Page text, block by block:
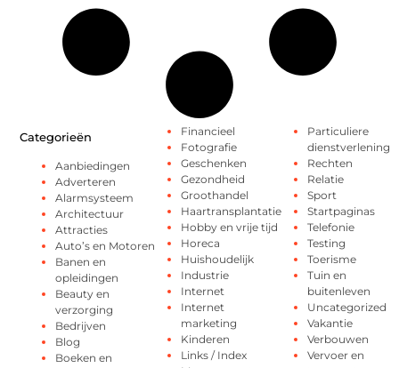
Categorieën
Aanbiedingen
Adverteren
Alarmsysteem
Architectuur
Attracties
Auto’s en Motoren
Banen en
opleidingen
Beauty en
verzorging
Bedrijven
Blog
Boeken en
Financieel
Fotografie
Geschenken
Gezondheid
Groothandel
Haartransplantatie
Hobby en vrije tijd
Horeca
Huishoudelijk
Industrie
Internet
Internet
marketing
Kinderen
Links / Index
Particuliere
dienstverlening
Rechten
Relatie
Sport
Startpaginas
Telefonie
Testing
Toerisme
Tuin en
buitenleven
Uncategorized
Vakantie
Verbouwen
Vervoer en